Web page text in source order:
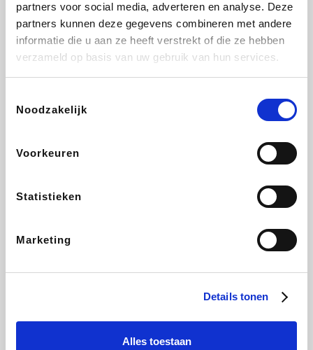
partners voor social media, adverteren en analyse. Deze
partners kunnen deze gegevens combineren met andere
informatie die u aan ze heeft verstrekt of die ze hebben
verzameld op basis van uw gebruik van hun services.
Noodzakelijk
Voorkeuren
Statistieken
Marketing
Details tonen
Alles toestaan
Weekendesk Sarenza Schiesser Interhome
Lufthansa
CheapTickets.be DeubaXXL